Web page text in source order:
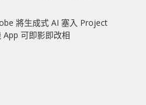
將生成式 AI 塞入 Project
可即影即改相